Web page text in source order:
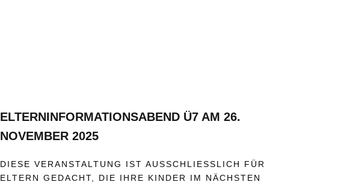
ELTERNINFORMATIONSABEND Ü7 AM 26.
NOVEMBER 2025
DIESE VERANSTALTUNG IST AUSSCHLIESSLICH FÜR E
LTERN GEDACHT, DIE IHRE KINDER IM NÄCHSTEN J